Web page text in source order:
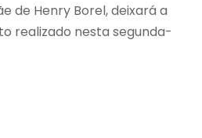
de Henry Borel, deixará a
realizado nesta segunda-